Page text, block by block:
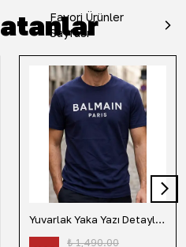
Favori Ürünler
Sayfası
Yuvarlak Yaka Yazı Detaylı Tişört-Lacivert
₺ 1,490.00